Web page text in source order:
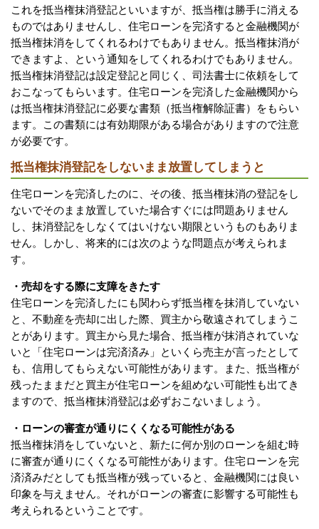
これを抵当権抹消登記といいますが、抵当権は勝手に消える
ものではありませんし、住宅ローンを完済すると金融機関が
抵当権抹消をしてくれるわけでもありません。抵当権抹消が
できますよ、という通知をしてくれるわけでもありません。
抵当権抹消登記は設定登記と同じく、司法書士に依頼をして
おこなってもらいます。住宅ローンを完済した金融機関から
は抵当権抹消登記に必要な書類（抵当権解除証書）をもらい
ます。この書類には有効期限がある場合がありますので注意
が必要です。
抵当権抹消登記をしないまま放置してしまうと
住宅ローンを完済したのに、その後、抵当権抹消の登記をし
ないでそのまま放置していた場合すぐには問題ありません
し、抹消登記をしなくてはいけない期限というものもありま
せん。しかし、将来的には次のような問題点が考えられま
す。
・売却をする際に支障をきたす
住宅ローンを完済したにも関わらず抵当権を抹消していない
と、不動産を売却に出した際、買主から敬遠されてしまうこ
とがあります。買主から見た場合、抵当権が抹消されていな
いと「住宅ローンは完済済み」といくら売主が言ったとして
も、信用してもらえない可能性があります。また、抵当権が
残ったままだと買主が住宅ローンを組めない可能性も出てき
ますので、抵当権抹消登記は必ずおこないましょう。
・ローンの審査が通りにくくなる可能性がある
抵当権抹消をしていないと、新たに何か別のローンを組む時
に審査が通りにくくなる可能性があります。住宅ローンを完
済済みだとしても抵当権が残っていると、金融機関には良い
印象を与えません。それがローンの審査に影響する可能性も
考えられるということです。